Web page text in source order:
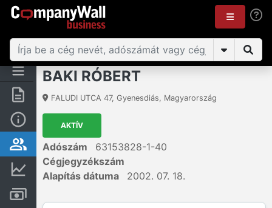
Összegzés
Alap információk
Személyek és tulajdonjog
Pénzügyi információk
BAKI RÓBERT
FALUDI UTCA 47, Gyenesdiás, Magyarország
AKTÍV
Adószám
63153828-1-40
Cégjegyzékszám
Alapítás dátuma
2002. 07. 18.